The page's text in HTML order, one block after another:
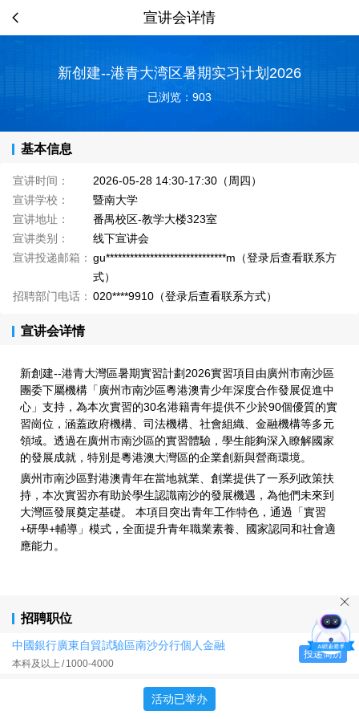
宣讲会详情
新创建--港青大湾区暑期实习计划2026
已浏览：903
基本信息
宣讲时间：
2026-05-28 14:30-17:30（周四）
宣讲学校：
暨南大学
宣讲地址：
番禺校区-教学大楼323室
宣讲类别：
线下宣讲会
宣讲投递邮箱： gu******************************m（登录后查看联系方
式）
招聘部门电话： 020****9910（登录后查看联系方式）
宣讲会详情
新創建--港青大灣區暑期實習計劃2026實習項目由廣州市南沙區
團委下屬機構「廣州市南沙區粵港澳青少年深度合作發展促進中
心」支持，為本次實習的30名港籍青年提供不少於90個優質的實
習崗位，涵蓋政府機構、司法機構、社會組織、金融機構等多元
領域。透過在廣州市南沙區的實習體驗，學生能夠深入瞭解國家
的發展成就，特別是粵港澳大灣區的企業創新與營商環境。
廣州市南沙區對港澳青年在當地就業、創業提供了一系列政策扶
持，本次實習亦有助於學生認識南沙的發展機遇，為他們未來到
大灣區發展奠定基礎。 本項目突出青年工作特色，通過「實習
+研學+輔導」模式，全面提升青年職業素養、國家認同和社會適
應能力。
招聘职位
中國銀行廣東自貿試驗區南沙分行個人金融
本科及以上 1000-4000
投递简历
新華港澳國際青創中心新媒体运营
活动已举办